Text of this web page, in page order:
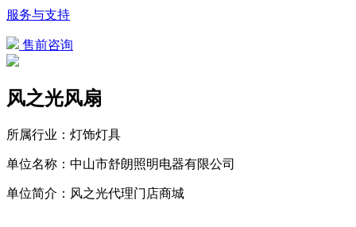
服务与支持
售前咨询
风之光风扇
所属行业：灯饰灯具
单位名称：中山市舒朗照明电器有限公司
单位简介：风之光代理门店商城